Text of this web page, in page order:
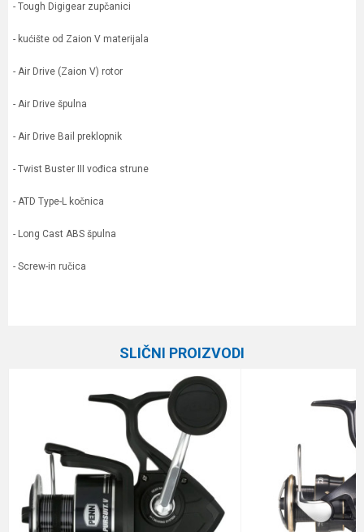
- Tough Digigear zupčanici
- kućište od Zaion V materijala
- Air Drive (Zaion V) rotor
- Air Drive špulna
- Air Drive Bail preklopnik
- Twist Buster III vođica strune
- ATD Type-L kočnica
- Long Cast ABS špulna
- Screw-in ručica
5+1
4000
Brend Daiwa
Kapacitet 0.28/150 m
Težina 225 g
SLIČNI PROIZVODI